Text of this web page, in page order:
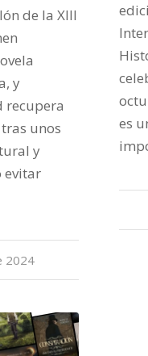
de la XIII
y
recupera
unos
y
evitar
2024
es